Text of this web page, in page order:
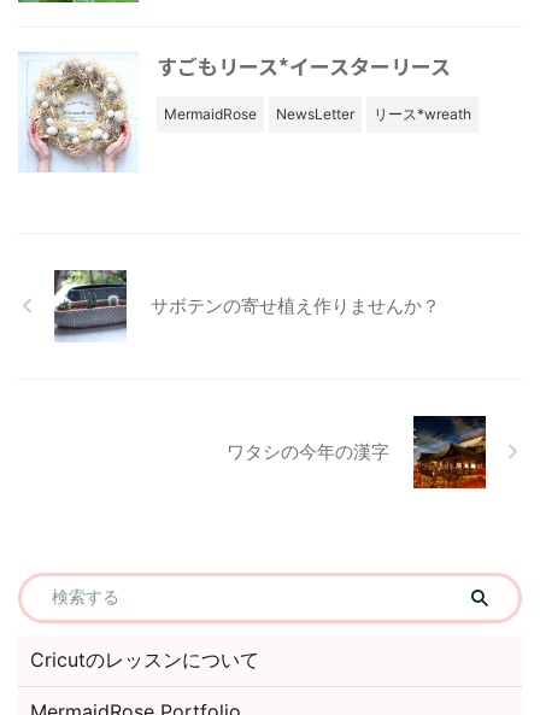
すごもリース*イースターリース
MermaidRose NewsLetter リース*wreath
サボテンの寄せ植え作りませんか？
ワタシの今年の漢字
Cricutのレッスンについて